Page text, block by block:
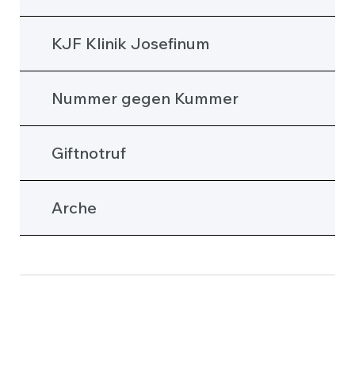
KJF Klinik Josefinum
Nummer gegen Kummer
Giftnotruf
Arche